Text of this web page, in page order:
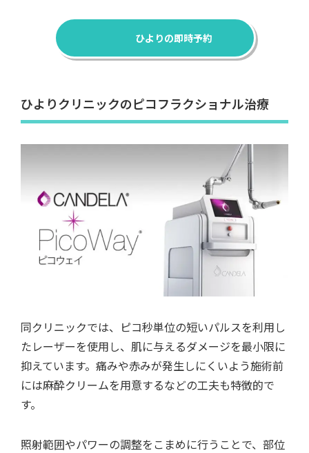
ひよりの即時予約
ひよりクリニックのピコフラクショナル治療
同クリニックでは、ピコ秒単位の短いパルスを利用し
たレーザーを使用し、肌に与えるダメージを最小限に
抑えています。痛みや赤みが発生しにくいよう施術前
には麻酔クリームを用意するなどの工夫も特徴的で
す。
照射範囲やパワーの調整をこまめに行うことで、部位